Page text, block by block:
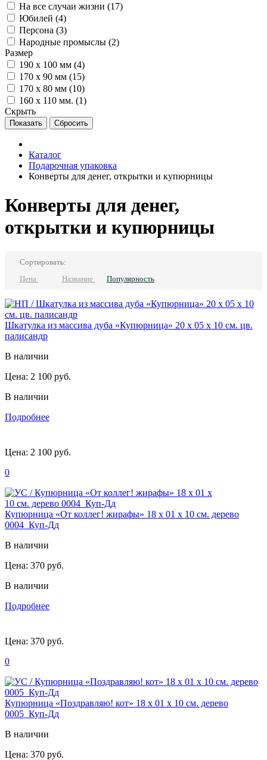
На все случаи жизни (17)
Юбилей (4)
Персона (3)
Народные промыслы (2)
Размер
190 х 100 мм (4)
170 х 90 мм (15)
170 х 80 мм (10)
160 х 110 мм. (1)
Скрыть
Каталог
Подарочная упаковка
Конверты для денег, открытки и купюрницы
Конверты для денег,
открытки и купюрницы
Сортировать:
Цена
Название Популярность
Шкатулка из массива дуба «Купюрница» 20 х 05 х 10 см. цв.
палисандр
В наличии
Цена: 2 100 руб.
В наличии
Подробнее
Цена: 2 100 руб.
0
Купюрница «От коллег! жирафы» 18 х 01 х 10 см. дерево
0004_Куп-Дд
В наличии
Цена: 370 руб.
В наличии
Подробнее
Цена: 370 руб.
0
Купюрница «Поздравляю! кот» 18 х 01 х 10 см. дерево
0005_Куп-Дд
В наличии
Цена: 370 руб.